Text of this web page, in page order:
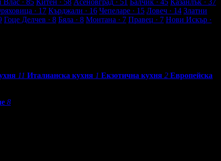
· 17 Кърджали · 16 Чепеларе · 15 Ловеч · 14 Златни
Гоце Делчев · 8 Бяла · 8 Монтана · 7 Правец · 7 Нови Искър ·
11 Италианска кухня 1 Екзотична кухня 2 Европейска
8